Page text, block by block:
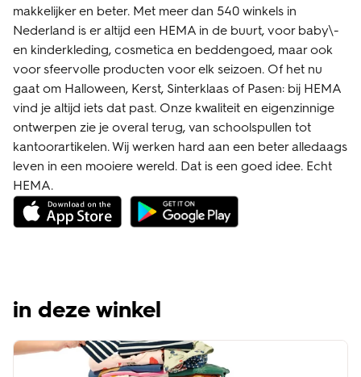
makkelijker en beter. Met meer dan 540 winkels in
Nederland is er altijd een HEMA in de buurt, voor baby\-
en kinderkleding, cosmetica en beddengoed, maar ook
voor sfeervolle producten voor elk seizoen. Of het nu
gaat om Halloween, Kerst, Sinterklaas of Pasen: bij HEMA
vind je altijd iets dat past. Onze kwaliteit en eigenzinnige
ontwerpen zie je overal terug, van schoolspullen tot
kantoorartikelen. Wij werken hard aan een beter alledaags
leven in een mooiere wereld. Dat is een goed idee. Echt
HEMA.
in deze winkel